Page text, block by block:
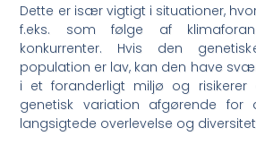
Dette er især vigtigt i situationer,
f.eks. som følge af
konkurrenter. Hvis den
population er lav, kan den have
i et foranderligt miljø og risikerer
genetisk variation afgørende for
langsigtede overlevelse og